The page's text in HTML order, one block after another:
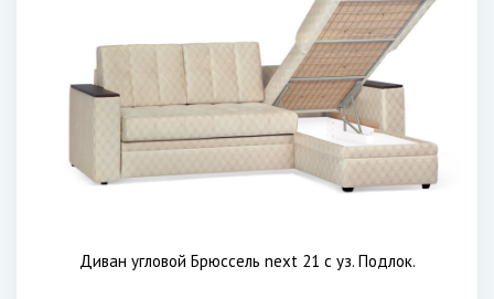
Диван угловой Брюссель next 21 с уз. Подлок.